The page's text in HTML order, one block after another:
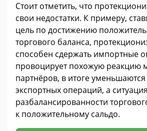
Стоит отметить, что
свои недостатки. К примеру,
цель по достижению
торгового баланса,
способен сдержать импортные
провоцирует похожую реакцию
партнёров, в итоге
экспортных операций, а
разбалансированности
к положительному сальдо.